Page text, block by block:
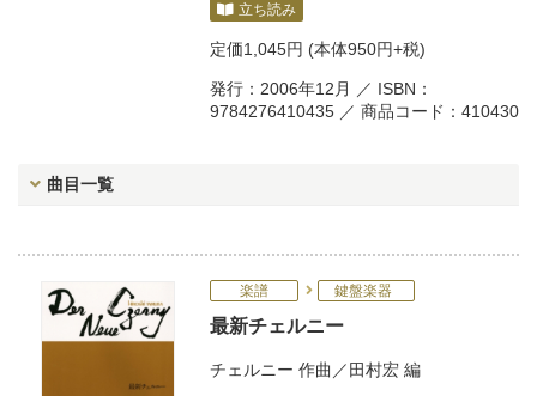
立ち読み
定価1,045円 (本体950円+税)
発行：2006年12月 ／ ISBN：
9784276410435 ／ 商品コード：410430
曲目一覧
楽譜 鍵盤楽器
最新チェルニー
チェルニー 作曲／ 田村宏 編